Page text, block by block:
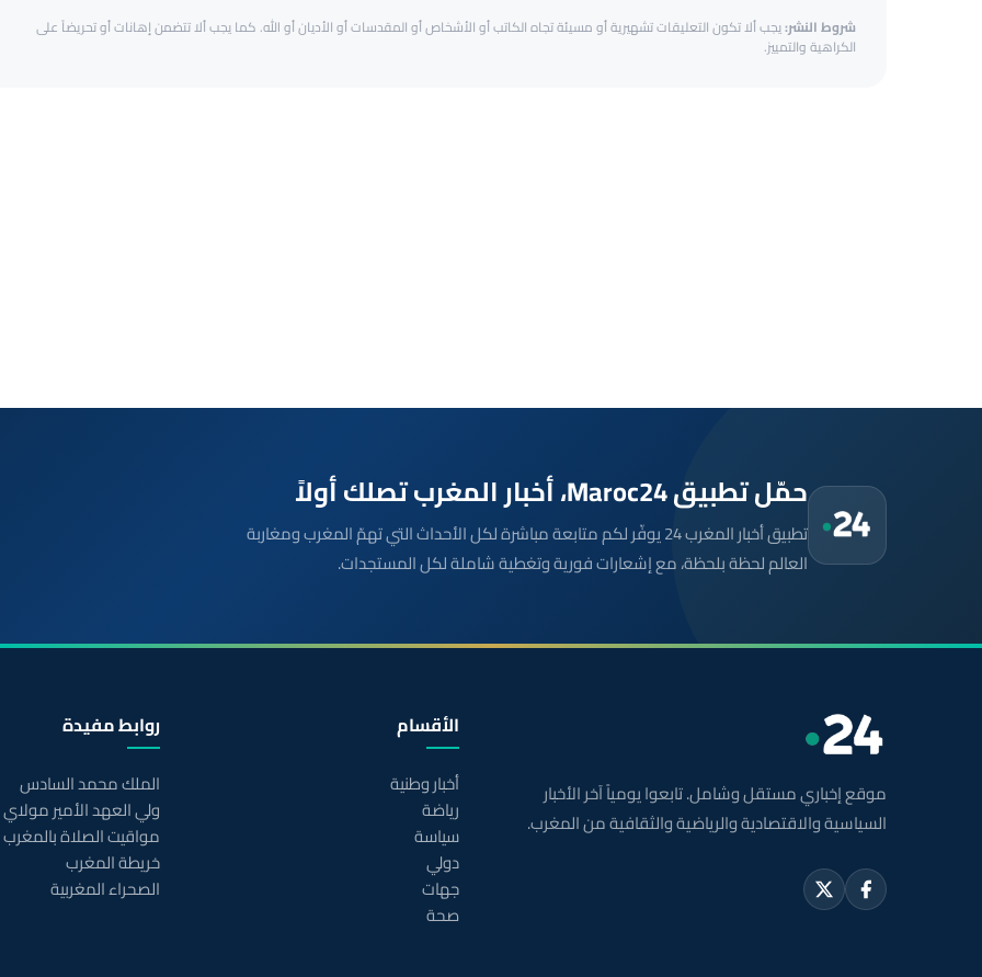
شروط النشر:يجب ألا تكون التعليقات تشهيرية أو مسيئة تجاه الكاتب أو الأشخاص أو المقدسات أو الأديان أو الله. كما يجب ألا تتضمن إهانات أو تحريضاً على
الكراهية والتمييز.
حمّل تطبيق Maroc24، أخبار المغرب تصلك أولاً
تطبيق أخبار المغرب 24 يوفّر لكم متابعة مباشرة لكل الأحداث التي تهمّ المغرب ومغاربة
العالم لحظة بلحظة، مع إشعارات فورية وتغطية شاملة لكل المستجدات.
موقع إخباري مستقل وشامل. تابعوا يومياً آخر الأخبار
السياسية والاقتصادية والرياضية والثقافية من المغرب.
الأقسام
أخبار وطنية
رياضة
سياسة
دولي
جهات
صحة
روابط مفيدة
الملك محمد السادس
ولي العهد الأمير
مواقيت الصلاة بالمغرب
خريطة المغرب
الصحراء المغربية